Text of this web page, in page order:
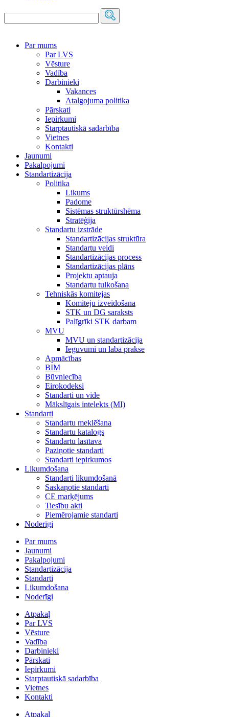
Par mums
Par LVS
Vēsture
Vadība
Darbinieki
Vakances
Atalgojuma politika
Pārskati
Iepirkumi
Starptautiskā sadarbība
Vietnes
Kontakti
Jaunumi
Pakalpojumi
Standartizācija
Politika
Likums
Padome
Sistēmas struktūrshēma
Stratēģija
Standartu izstrāde
Standartizācijas struktūra
Standartu veidi
Standartizācijas process
Standartizācijas plāns
Projektu aptauja
Standartu tulkošana
Tehniskās komitejas
Komiteju izveidošana
STK un DG saraksts
Palīgrīki STK darbam
MVU
MVU un standartizācija
Ieguvumi un labā prakse
Apmācības
BIM
Būvniecība
Eirokodeksi
Standarti un vide
Mākslīgais intelekts (MI)
Standarti
Standartu meklēšana
Standartu katalogs
Standartu lasītava
Paziņotie standarti
Standarti iepirkumos
Likumdošana
Standarti likumdošanā
Saskaņotie standarti
CE marķējums
Tiesību akti
Piemērojamie standarti
Noderīgi
Par mums
Jaunumi
Pakalpojumi
Standartizācija
Standarti
Likumdošana
Noderīgi
Atpakaļ
Par LVS
Vēsture
Vadība
Darbinieki
Pārskati
Iepirkumi
Starptautiskā sadarbība
Vietnes
Kontakti
Atpakaļ